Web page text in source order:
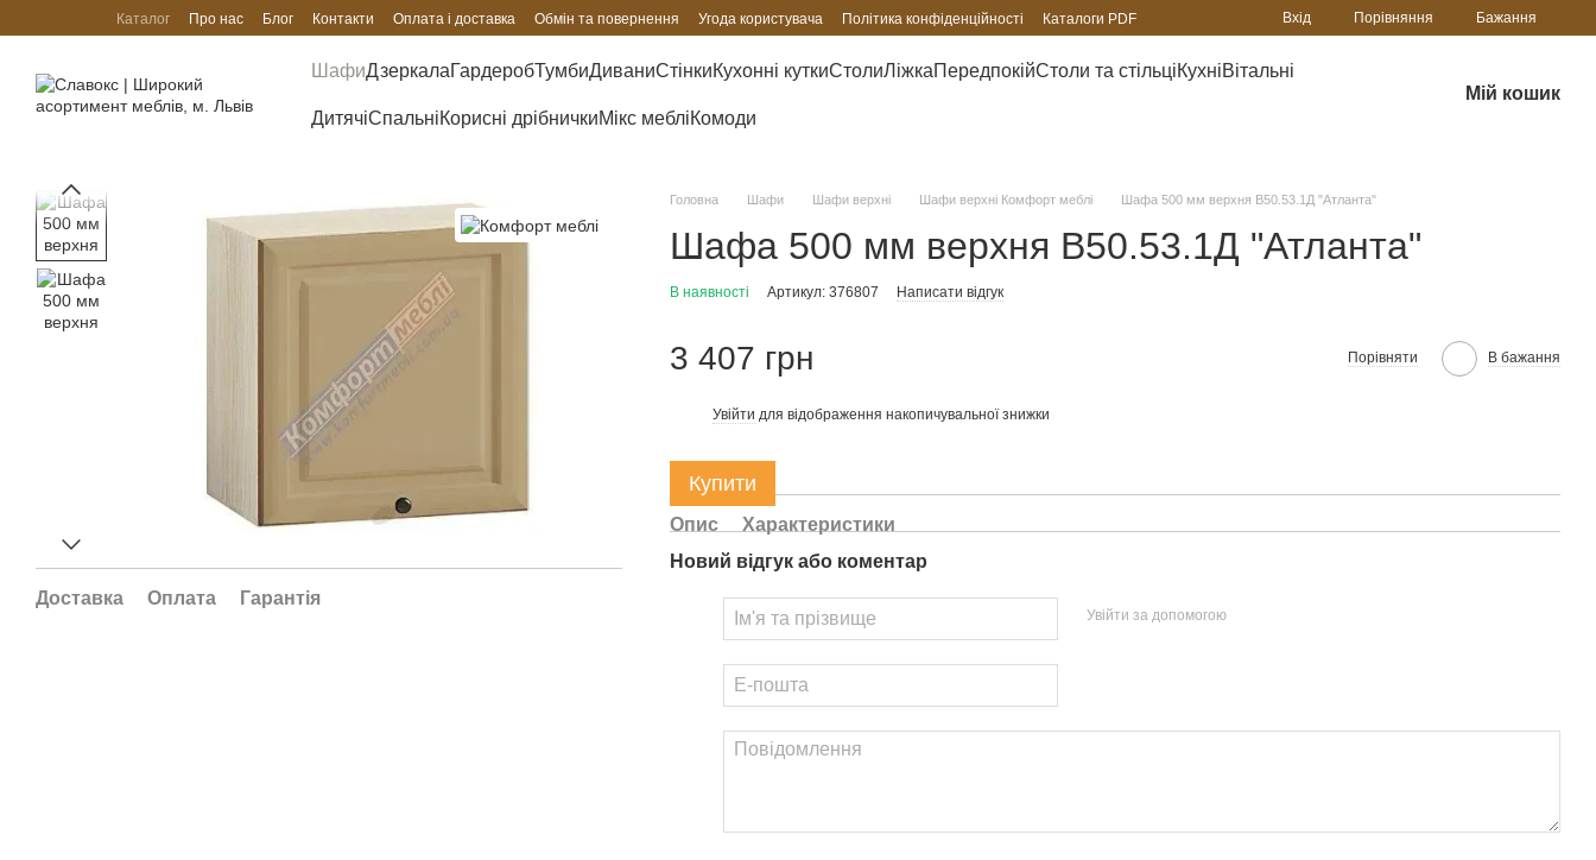
Перейти до основного контенту
Каталог Про нас Блог Контакти Оплата і доставка Обмін та повернення Угода користувача Політика конфіденційності Каталоги PDF Вхід Порівняння Бажання
ШафиДзеркалаГардеробТумбиДиваниСтінкиКухонні куткиСтолиЛіжкаПередпокійСтоли та стільціКухніВітальні
ДитячіСпальніКорисні дрібничкиМікс мебліКомоди
Мій кошик
Доставка Оплата Гарантія
Головна Шафи Шафи верхні Шафи верхні Комфорт меблі Шафа 500 мм верхня В50.53.1Д "Атланта"
Шафа 500 мм верхня В50.53.1Д "Атланта"
В наявності Артикул: 376807 Написати відгук
3 407 грн Порівняти В бажання
Увійти для відображення накопичувальної знижки
Купити
Опис
Характеристики
Новий відгук або коментар
Увійти за допомогою